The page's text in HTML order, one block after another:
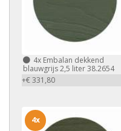
4x Embalan dekkend
blauwgrijs 2,5 liter 38.2654
+€ 331,80
4x